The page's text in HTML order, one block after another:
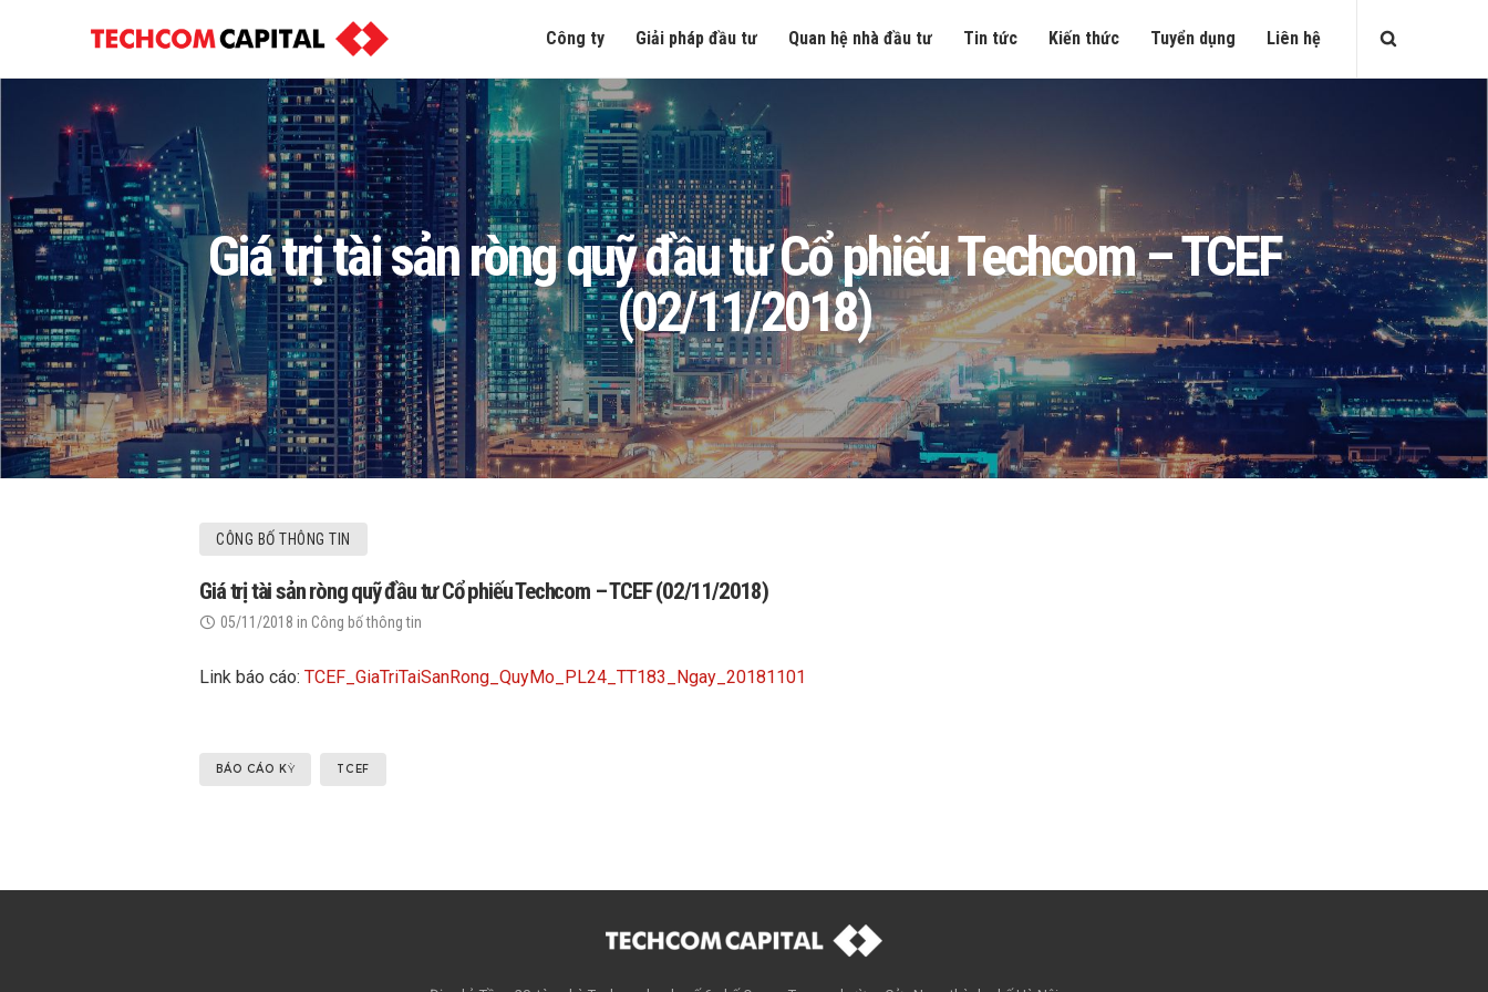
Công ty Giải pháp đầu tư Quan hệ nhà đầu tư Tin tức Kiến thức Tuyển dụng Liên hệ
Giá trị tài sản ròng quỹ đầu tư Cổ phiếu Techcom – TCEF
(02/11/2018)
CÔNG BỐ THÔNG TIN
Giá trị tài sản ròng quỹ đầu tư Cổ phiếu Techcom – TCEF (02/11/2018)
05/11/2018 in Công bố thông tin
Link báo cáo:TCEF_GiaTriTaiSanRong_QuyMo_PL24_TT183_Ngay_20181101
BÁO CÁO KỲ TCEF